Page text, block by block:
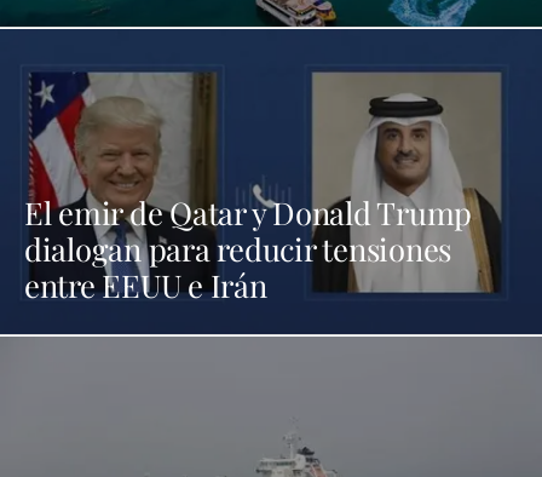
El emir de Qatar y Donald Trump
dialogan para reducir tensiones
entre EEUU e Irán